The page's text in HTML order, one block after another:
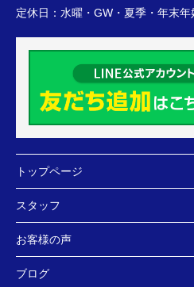
定休日： 水曜・GW・夏季・年末年
トップページ
スタッフ
お客様の声
ブログ